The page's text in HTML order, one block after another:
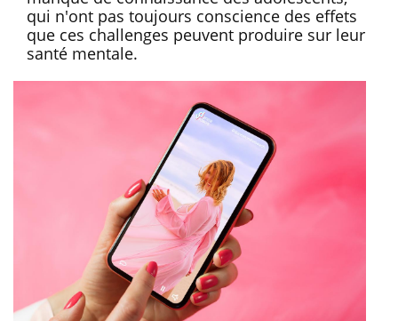
qui n'ont pas toujours conscience des effets
que ces challenges peuvent produire sur leur
santé mentale.